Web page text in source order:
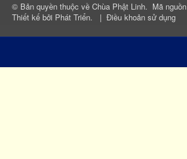
© Bản quyền thuộc về Chùa Phật Linh. Mã nguồn
Thiết kế bởi Phát Triển. | Điều khoản sử dụng